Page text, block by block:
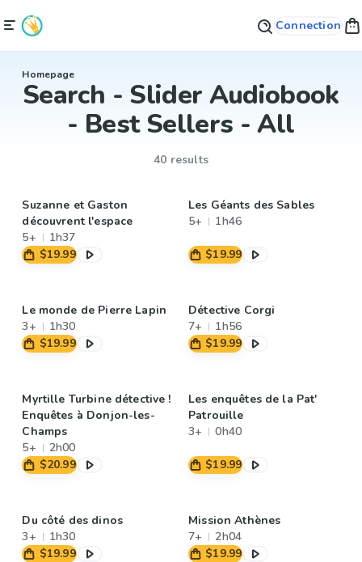
Connection
Homepage
Search - Slider Audiobook
- Best Sellers - All
40 results
Suzanne et Gaston
découvrent l'espace
5+
1h37
$19.99
Les Géants des Sables
5+
1h46
$19.99
Le monde de Pierre Lapin
3+
1h30
$19.99
Détective Corgi
7+
1h56
$19.99
Myrtille Turbine détective !
Enquêtes à Donjon-les-
Champs
5+
2h00
$20.99
Les enquêtes de la Pat'
Patrouille
3+
0h40
$19.99
Du côté des dinos
3+
1h30
$19.99
Mission Athènes
7+
2h04
$19.99